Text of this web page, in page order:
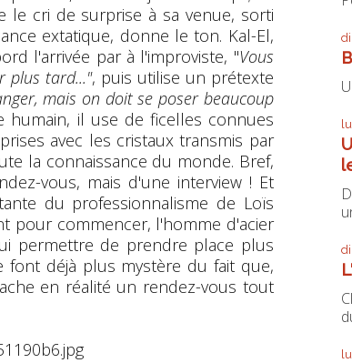
le cri de surprise à sa venue, sorti
extatique, donne le ton. Kal-El,
l'arrivée par à l'improviste, "Vous
plus tard...", puis utilise un prétexte
mais on doit se poser beaucoup
il use de ficelles connues
avec les cristaux transmis par
la connaissance du monde. Bref,
vous, mais d'une interview ! Et
du professionnalisme de Loïs
pour commencer, l'homme d'acier
permettre de prendre place plus
font déjà plus mystère du fait que,
en réalité un rendez-vous tout